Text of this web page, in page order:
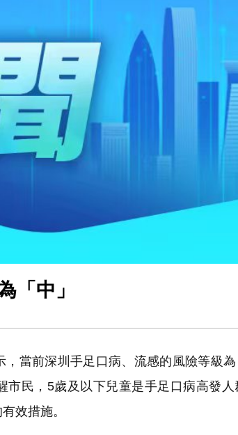
發跨境產品 便利灣區居民
「中」
當前深圳手足口病、流感的風險等級
市民，5歲及以下兒童是手足口病高發
效措施。